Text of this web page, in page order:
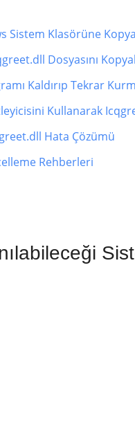
Sistem Klasörüne
Dosyasını
Kaldırıp Tekrar
Kullanarak
Hata Çözümü
Rehberleri